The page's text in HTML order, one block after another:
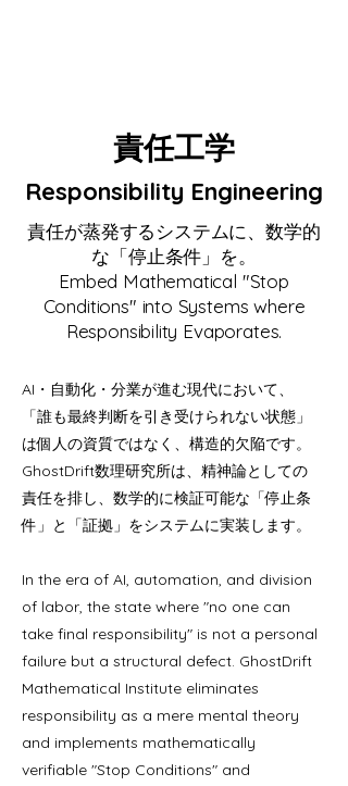
責任工学
Responsibility Engineering
責任が蒸発するシステムに、数学的
な「停止条件」を。
Embed Mathematical "Stop
Conditions" into Systems where
Responsibility Evaporates.
AI・自動化・分業が進む現代において、
「誰も最終判断を引き受けられない状態」
は個人の資質ではなく、構造的欠陥です。
GhostDrift数理研究所は、精神論としての
責任を排し、数学的に検証可能な「停止条
件」と「証拠」をシステムに実装します。
In the era of AI, automation, and division
of labor, the state where "no one can
take final responsibility" is not a personal
failure but a structural defect. GhostDrift
Mathematical Institute eliminates
responsibility as a mere mental theory
and implements mathematically
verifiable "Stop Conditions" and